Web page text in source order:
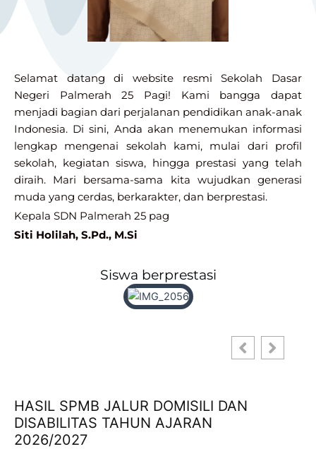
Selamat datang di website resmi Sekolah Dasar
Negeri Palmerah 25 Pagi! Kami bangga dapat
menjadi bagian dari perjalanan pendidikan anak-anak
Indonesia. Di sini, Anda akan menemukan informasi
lengkap mengenai sekolah kami, mulai dari profil
sekolah, kegiatan siswa, hingga prestasi yang telah
diraih. Mari bersama-sama kita wujudkan generasi
muda yang cerdas, berkarakter, dan berprestasi.
Kepala SDN Palmerah 25 pag
Siti Holilah, S.Pd., M.Si
Siswa berprestasi
HASIL SPMB JALUR DOMISILI DAN
DISABILITAS TAHUN AJARAN
2026/2027